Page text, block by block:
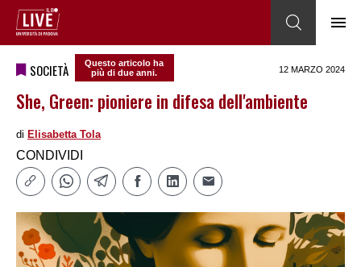
SOCIETÀ
Questo articolo ha
più di due anni.
12 MARZO 2024
She, Green: pioniere in difesa dell'ambiente
di Elisabetta Tola
CONDIVIDI